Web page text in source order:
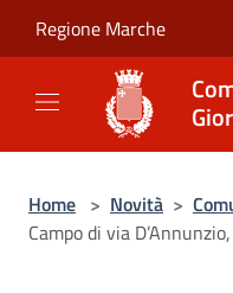
Regione Marche
Home > Novità >
Campo di via